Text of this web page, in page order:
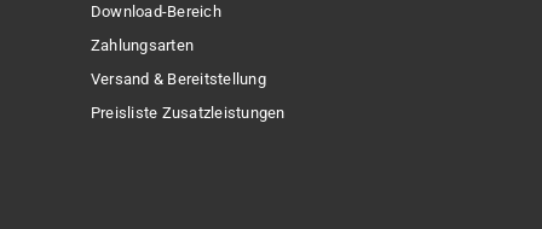
Download-Bereich
Zahlungsarten
Versand & Bereitstellung
Preisliste Zusatzleistungen